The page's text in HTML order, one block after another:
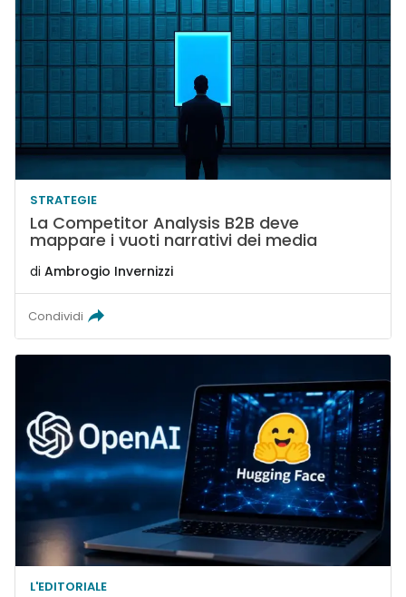
STRATEGIE
La Competitor Analysis B2B deve
mappare i vuoti narrativi dei media
di Ambrogio Invernizzi
Condividi
L'EDITORIALE